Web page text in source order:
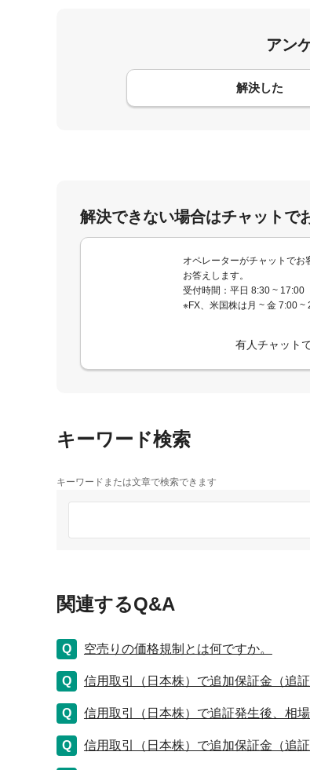
アン
解決した
コメント
解決できない場合はチャットで
オペレーターがチャットでお
お答えします。
受付時間：平日 8:30 ~ 17:00
※FX、米国株は月 ~ 金 7:00 ~
有人チャット
キーワード検索
キーワードまたは文章で検索できます
関連するQ&A
空売りの価格規制とは何ですか。
信用取引（日本株）で追加保証金（追
信用取引（日本株）で追証発生後、相
信用取引（日本株）で追加保証金（追